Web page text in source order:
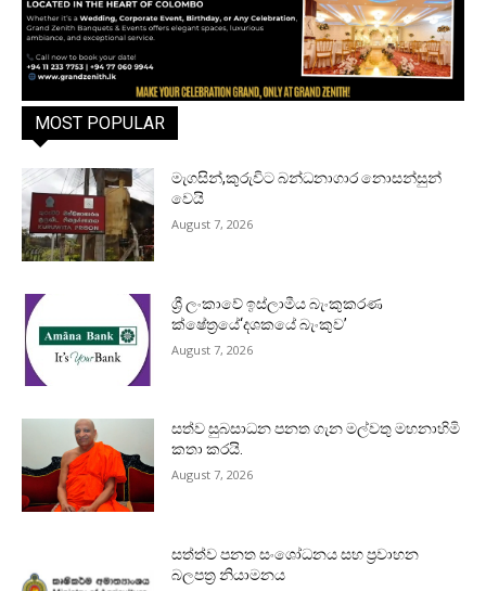
MOST POPULAR
මැගසින්,කුරුවිට බන්ධනාගාර නොසන්සුන්
වෙයි
August 7, 2026
ශ්‍රී ලංකාවේ ඉස්ලාමීය බැංකුකරණ
ක්ෂේත්‍රයේ‘දශකයේ බැංකුව’
August 7, 2026
සත්ව සුබසාධන පනත ගැන මල්වතු මහනාහිමි
කතා කරයි.
August 7, 2026
සත්ත්ව පනත සංශෝධනය සහ ප්‍රවාහන
බලපත්‍ර නියාමනය